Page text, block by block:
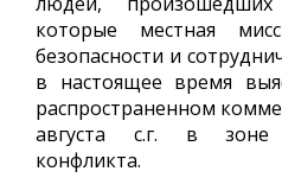
которые местная
безопасности и
в настоящее время
распространенном
августа с.г. в зоне
конфликта.